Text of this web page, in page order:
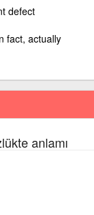
defect
fact, actually
anlamı